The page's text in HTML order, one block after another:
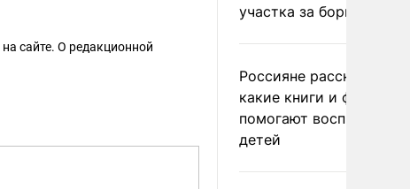
на сайте. О редакционной
участка за борщевик
Россияне рассказали,
какие книги и фильмы
помогают воспитывать
детей